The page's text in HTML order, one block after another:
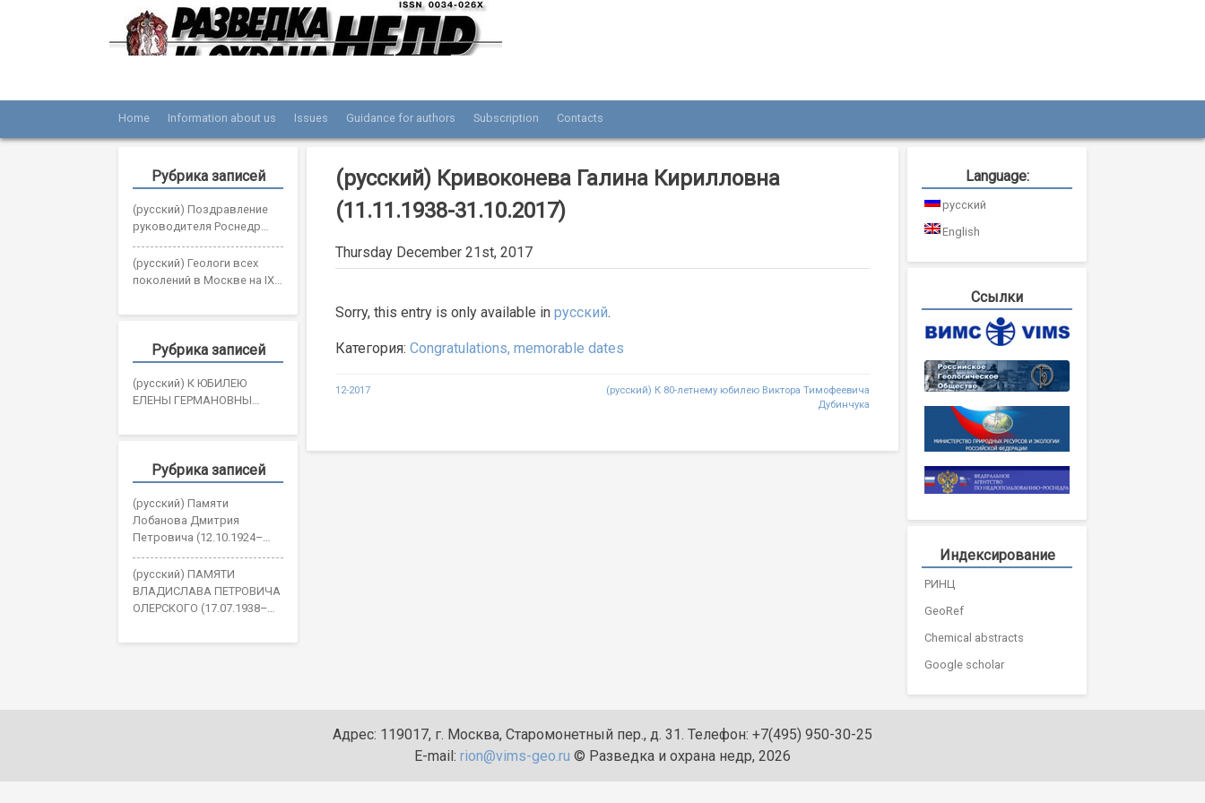
Журнал «Разведка и охрана недр»
Мы рады вас приветствовать на сайте журнала «Разведка и охрана недр»
Home Information about us Issues Guidance for authors Subscription Contacts
(русский) Кривоконева Галина Кирилловна
(11.11.1938-31.10.2017)
Thursday December 21st, 2017
Sorry, this entry is only available in русский.
Категория: Congratulations, memorable dates
Post
12-2017
(русский) К 80-летнему юбилею Виктора Тимофеевича
Дубинчука
Рубрика записей
(русский) Поздравление
руководителя Роснедр
Олега Казанова с Днем
геолога
(русский) Геологи всех
поколений в Москве на IX
геологов
Рубрика записей
(русский) К ЮБИЛЕЮ
ЕЛЕНЫ ГЕРМАНОВНЫ
Рубрика записей
(русский) Памяти
Лобанова Дмитрия
Петровича (12.10.1924–
30.05.2026)
(русский) ПАМЯТИ
ВЛАДИСЛАВА ПЕТРОВИЧА
ОЛЕРСКОГО (17.07.1938–
Language:
русский
English
Ссылки
Индексирование
РИНЦ
GeoRef
Chemical abstracts
Google scholar
Адрес: 119017, г. Москва, Старомонетный пер., д. 31. Телефон: +7(495) 950-30-25
E-mail: rion@vims-geo.ru © Разведка и охрана недр, 2026